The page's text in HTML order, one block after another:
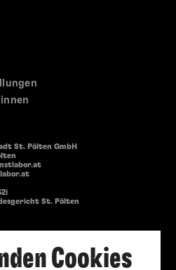
Cookies
St. Pölten GmbH
St. Pölten